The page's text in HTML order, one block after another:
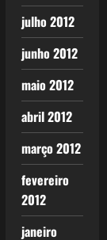
julho 2012
junho 2012
maio 2012
abril 2012
março 2012
fevereiro
2012
janeiro